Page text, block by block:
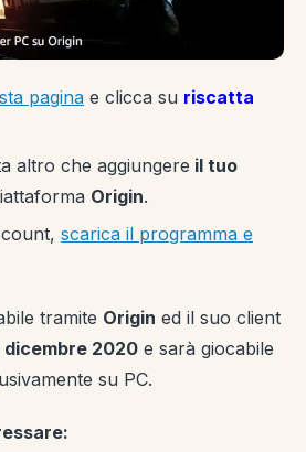
pagina e clicca su riscatta
altro che aggiungere il tuo
Origin.
scarica il programma e
tramite Origin ed il suo client
dicembre 2020e sarà giocabile
su PC.